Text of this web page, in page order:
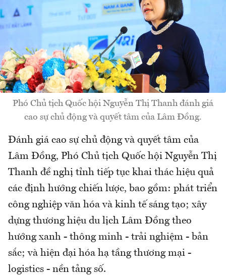
Phó Chủ tịch Quốc hội Nguyễn Thị Thanh đánh giá
cao sự chủ động và quyết tâm của Lâm Đồng.
Đánh giá cao sự chủ động và quyết tâm của
Lâm Đồng, Phó Chủ tịch Quốc hội Nguyễn Thị
Thanh đề nghị tỉnh tiếp tục khai thác hiệu quả
các định hướng chiến lược, bao gồm: phát triển
công nghiệp văn hóa và kinh tế sáng tạo; xây
dựng thương hiệu du lịch Lâm Đồng theo
hướng xanh - thông minh - trải nghiệm - bản
sắc; và hiện đại hóa hạ tầng thương mại -
logistics - nền tảng số.